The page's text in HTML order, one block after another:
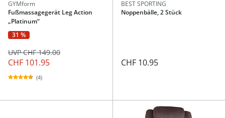
GYMform
Fußmassagegerät Leg Action
„Platinum“
31 %
CHF 101.95
UVP CHF 149.00
(4)
BEST SPORTING
Noppenbälle, 2 Stück
CHF 10.95